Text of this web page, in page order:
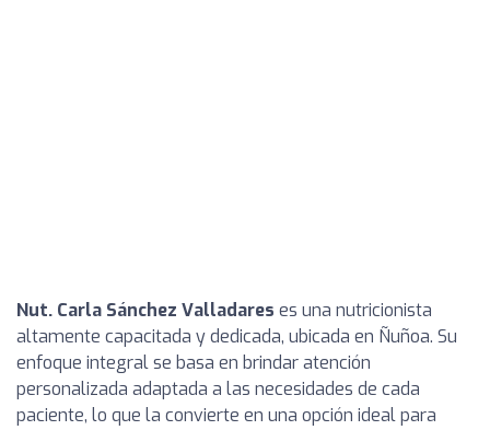
Nut. Carla Sánchez Valladares es una nutricionista
altamente capacitada y dedicada, ubicada en Ñuñoa. Su
enfoque integral se basa en brindar atención
personalizada adaptada a las necesidades de cada
paciente, lo que la convierte en una opción ideal para